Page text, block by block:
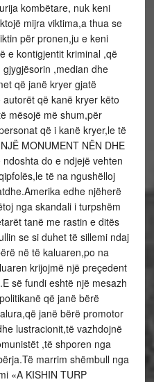
kombëtare, nuk keni
mijra viktima,a thua se
për pronen,ju e keni
e kontigjentit kriminal ,që
,median dhe
që janë kryer gjatë
që kanë kryer këto
mësojë më shum,për
që i kanë kryer,le të
MONUMENT NËN DHE
do e ndjejë vehten
të na ngushëlloj
edhe njëherë
nga skandali i turpshëm
tanë me rastin e ditës
se si duhet të sillemi ndaj
në të kaluaren,po na
krijojmë një preçedent
së fundi eshtë një mesazh
që janë bërë
janë bërë promotor
lustracionit,të vazhdojnë
,të shporen nga
marrim shëmbull nga
«A KISHIN TURP